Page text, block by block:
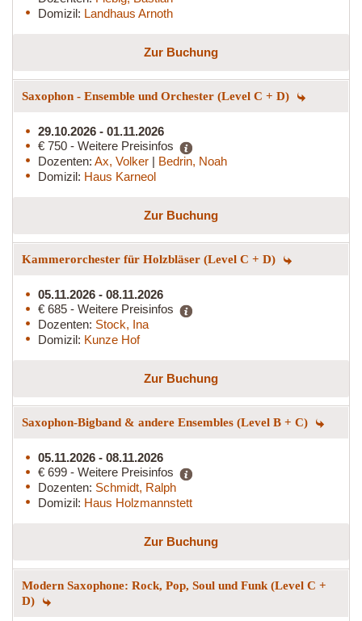
Domizil: Landhaus Arnoth
Zur Buchung
Saxophon - Ensemble und Orchester (Level C + D)
29.10.2026 - 01.11.2026
€ 750 - Weitere Preisinfos
Dozenten: Ax, Volker | Bedrin, Noah
Domizil: Haus Karneol
Zur Buchung
Kammerorchester für Holzbläser (Level C + D)
05.11.2026 - 08.11.2026
€ 685 - Weitere Preisinfos
Dozenten: Stock, Ina
Domizil: Kunze Hof
Zur Buchung
Saxophon-Bigband & andere Ensembles (Level B + C)
05.11.2026 - 08.11.2026
€ 699 - Weitere Preisinfos
Dozenten: Schmidt, Ralph
Domizil: Haus Holzmannstett
Zur Buchung
Modern Saxophone: Rock, Pop, Soul und Funk (Level C +
D)